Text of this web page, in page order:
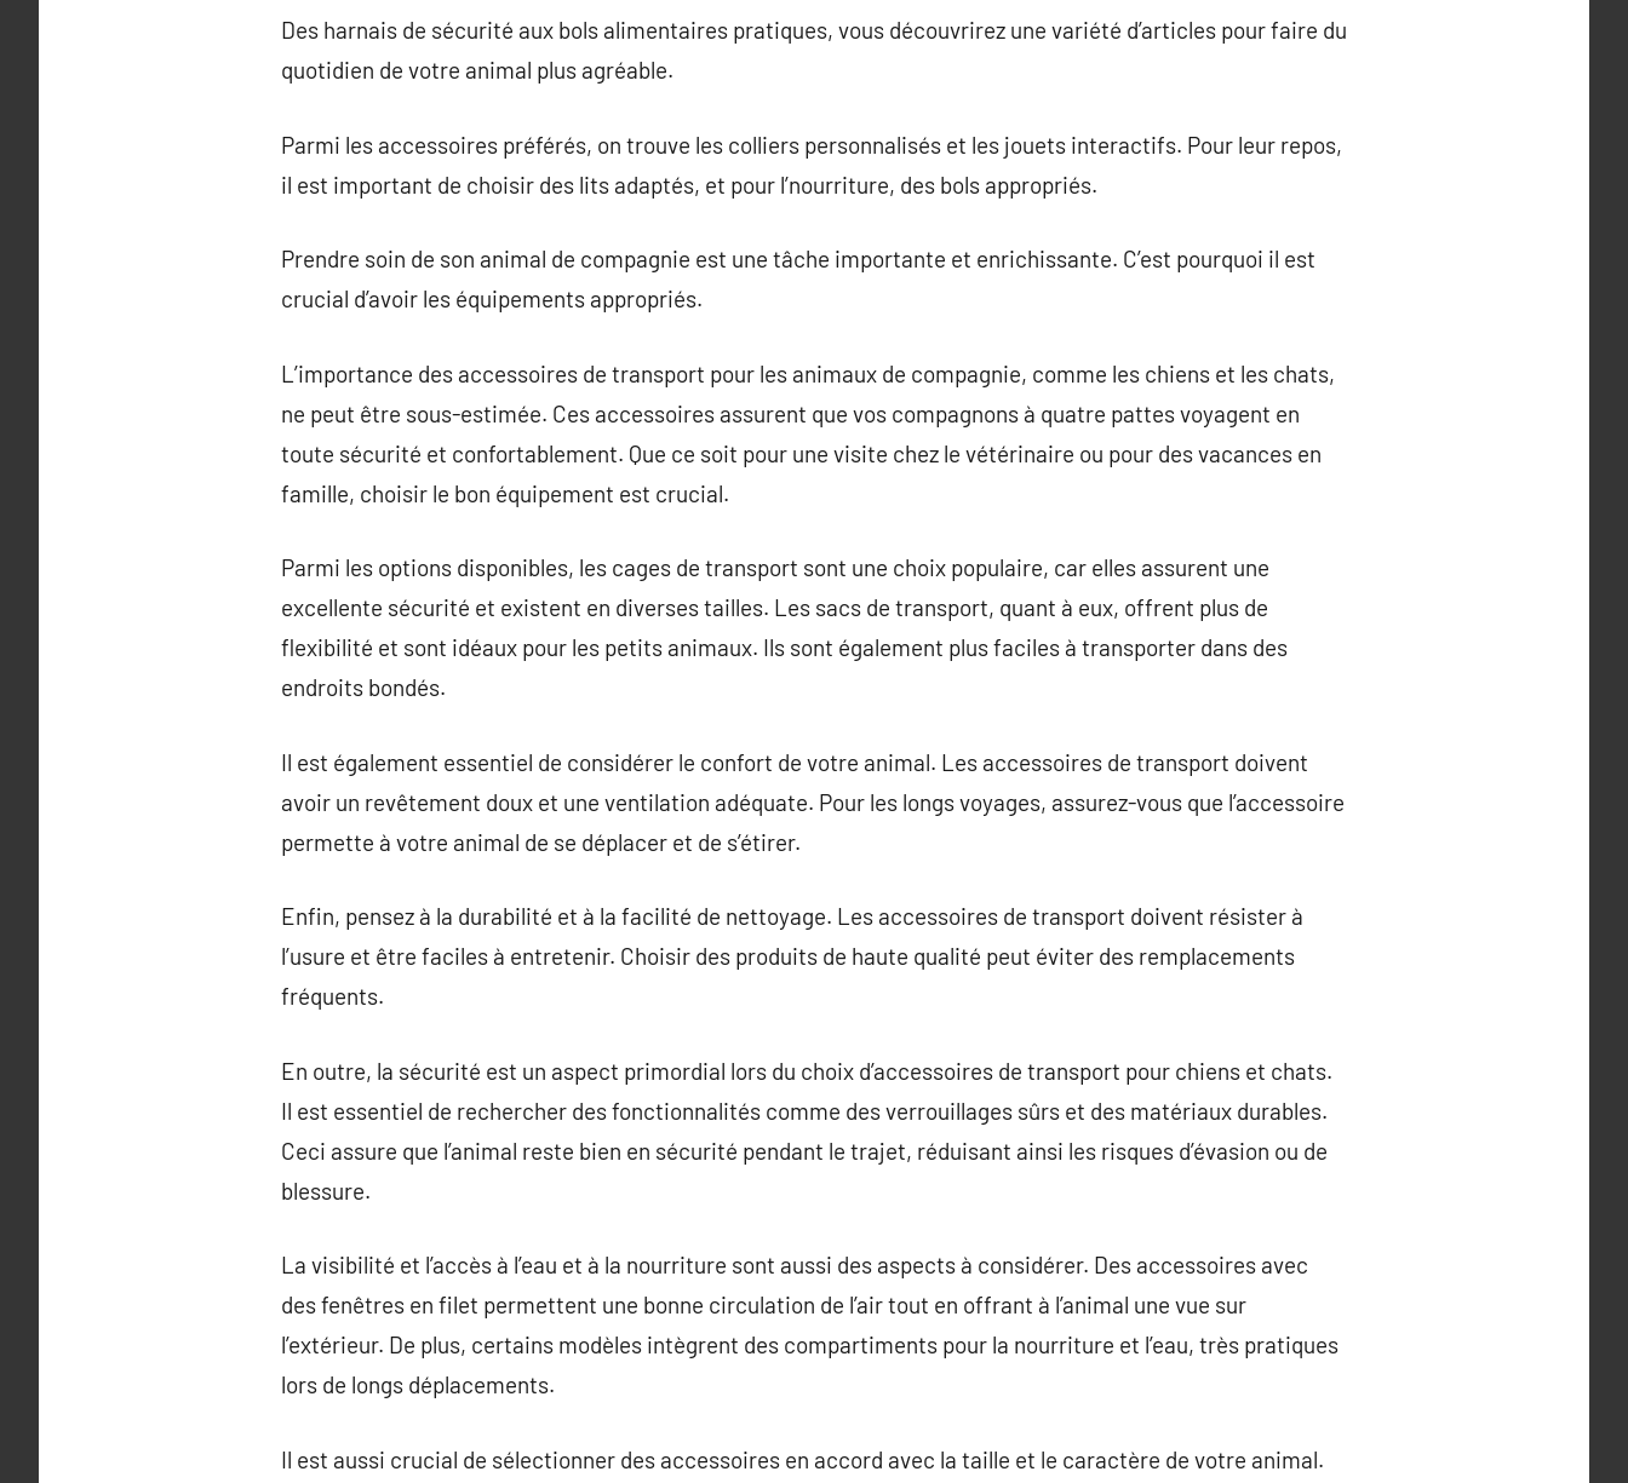
Des harnais de sécurité aux bols alimentaires pratiques, vous découvrirez une variété d’articles pour faire du
quotidien de votre animal plus agréable.
Parmi les accessoires préférés, on trouve les colliers personnalisés et les jouets interactifs. Pour leur repos,
il est important de choisir des lits adaptés, et pour l’nourriture, des bols appropriés.
Prendre soin de son animal de compagnie est une tâche importante et enrichissante. C’est pourquoi il est
crucial d’avoir les équipements appropriés.
L’importance des accessoires de transport pour les animaux de compagnie, comme les chiens et les chats,
ne peut être sous-estimée. Ces accessoires assurent que vos compagnons à quatre pattes voyagent en
toute sécurité et confortablement. Que ce soit pour une visite chez le vétérinaire ou pour des vacances en
famille, choisir le bon équipement est crucial.
Parmi les options disponibles, les cages de transport sont une choix populaire, car elles assurent une
excellente sécurité et existent en diverses tailles. Les sacs de transport, quant à eux, offrent plus de
flexibilité et sont idéaux pour les petits animaux. Ils sont également plus faciles à transporter dans des
endroits bondés.
Il est également essentiel de considérer le confort de votre animal. Les accessoires de transport doivent
avoir un revêtement doux et une ventilation adéquate. Pour les longs voyages, assurez-vous que l’accessoire
permette à votre animal de se déplacer et de s’étirer.
Enfin, pensez à la durabilité et à la facilité de nettoyage. Les accessoires de transport doivent résister à
l’usure et être faciles à entretenir. Choisir des produits de haute qualité peut éviter des remplacements
fréquents.
En outre, la sécurité est un aspect primordial lors du choix d’accessoires de transport pour chiens et chats.
Il est essentiel de rechercher des fonctionnalités comme des verrouillages sûrs et des matériaux durables.
Ceci assure que l’animal reste bien en sécurité pendant le trajet, réduisant ainsi les risques d’évasion ou de
blessure.
La visibilité et l’accès à l’eau et à la nourriture sont aussi des aspects à considérer. Des accessoires avec
des fenêtres en filet permettent une bonne circulation de l’air tout en offrant à l’animal une vue sur
l’extérieur. De plus, certains modèles intègrent des compartiments pour la nourriture et l’eau, très pratiques
lors de longs déplacements.
Il est aussi crucial de sélectionner des accessoires en accord avec la taille et le caractère de votre animal.